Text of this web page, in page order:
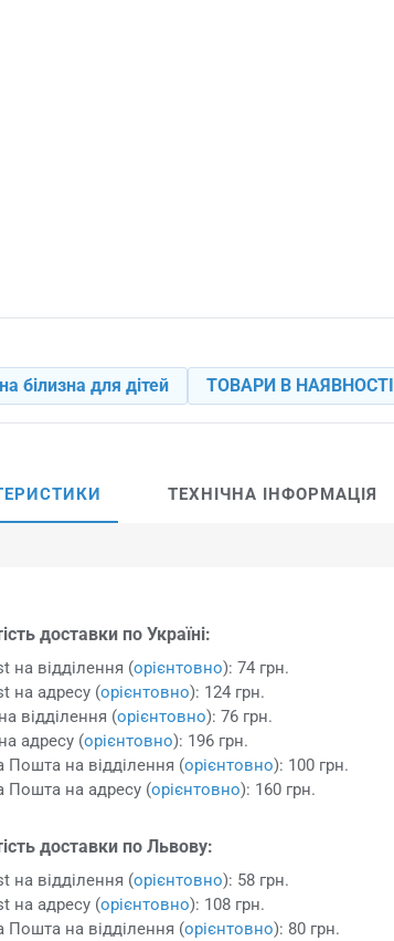
білизна для дітей ТОВАРИ В НАЯВНОСТІ
ТЕХНІЧНА ІНФОРМАЦІЯ
доставки по Україні:
на відділення (орієнтовно): 74 грн.
на адресу (орієнтовно): 124 грн.
відділення (орієнтовно): 76 грн.
адресу (орієнтовно): 196 грн.
Пошта на відділення (орієнтовно): 100 грн.
Пошта на адресу (орієнтовно): 160 грн.
доставки по Львову:
на відділення (орієнтовно): 58 грн.
на адресу (орієнтовно): 108 грн.
Пошта на відділення (орієнтовно): 80 грн.